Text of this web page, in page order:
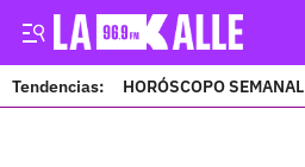
Tendencias: HORÓSCOPO SEMANAL